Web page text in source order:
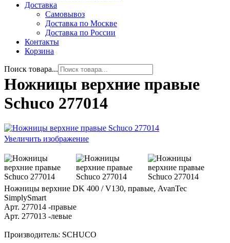
Доставка
Самовывоз
Доставка по Москве
Доставка по России
Контакты
Корзина
Поиск товара...
Ножницы верхние правые
Schuco 277014
Увеличить изображение
Ножницы верхние DK 400 / V130, правые, AvanTec
SimplySmart
Арт. 277014 -правые
Арт. 277013 -левые
Производитель: SCHUCO